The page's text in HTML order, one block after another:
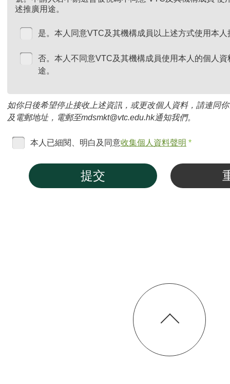
述推廣用途。
是。本人同意VTC及其機構成員以上述方式使用本
否。本人不同意VTC及其機構成員使用本人的個人
途。
如你日後希望停止接收上述資訊，或更改個人資料，請連同
及電郵地址，電郵至mdsmkt@vtc.edu.hk通知我們。
本人已細閱、明白及同意收集個人資料聲明 *
提交